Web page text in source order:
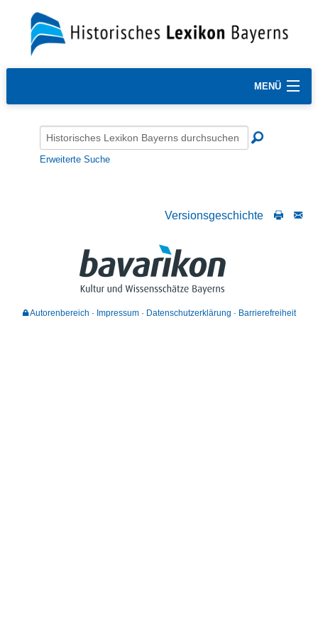
MENÜ
Erweiterte Suche
Versionsgeschichte
Autorenbereich Impressum Datenschutzerklärung Barrierefreiheit